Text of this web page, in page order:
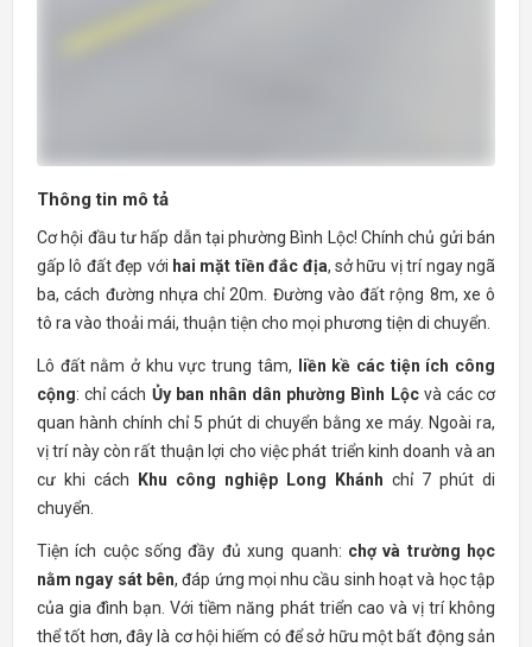
Thông tin mô tả
Cơ hội đầu tư hấp dẫn tại phường Bình Lộc! Chính chủ gửi bán
gấp lô đất đẹp với hai mặt tiền đắc địa, sở hữu vị trí ngay ngã
ba, cách đường nhựa chỉ 20m. Đường vào đất rộng 8m, xe ô
tô ra vào thoải mái, thuận tiện cho mọi phương tiện di chuyển.
Lô đất nằm ở khu vực trung tâm,
liền kề các tiện ích công
cộng: chỉ cách Ủy ban nhân dân phường Bình Lộcvà các cơ
quan hành chính chỉ 5 phút di chuyển bằng xe máy. Ngoài ra,
vị trí này còn rất thuận lợi cho việc phát triển kinh doanh và an
cư khi cách
Khu công nghiệp Long Khánh chỉ 7 phút di
chuyển.
Tiện ích cuộc sống đầy đủ xung quanh: chợ và trường học
nằm ngay sát bên, đáp ứng mọi nhu cầu sinh hoạt và học tập
của gia đình bạn. Với tiềm năng phát triển cao và vị trí không
thể tốt hơn, đây là cơ hội hiếm có để sở hữu một bất động sản